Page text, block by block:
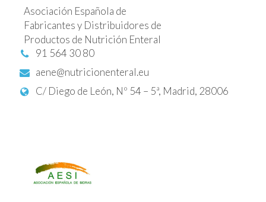
Asociación Española de
Fabricantes y Distribuidores de
Productos de Nutrición Enteral
91 564 30 80
aene@nutricionenteral.eu
C/ Diego de León, Nº 54 – 5ª, Madrid, 28006